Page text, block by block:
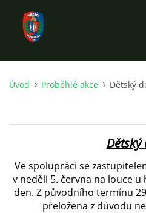
ÚVOD
HISTORIE SBORU
VÝKONNÝ VÝBOR SBORU
DOKUMENTY
Úvod Proběhlé akce Dětský
Dětský
Ve spolupráci se
v neděli 5. června na louce
den. Z původního termínu
přeložena z důvodu